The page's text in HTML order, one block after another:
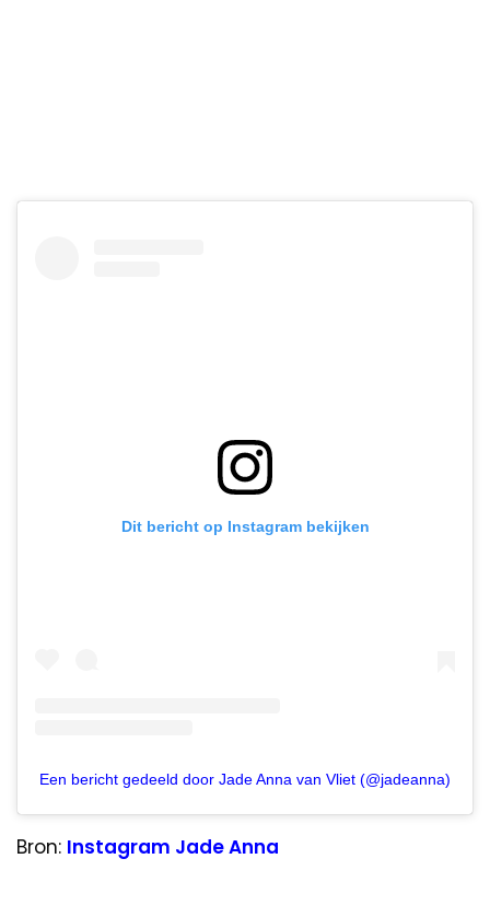
Dit bericht op Instagram bekijken
Een bericht gedeeld door Jade Anna van Vliet (@jadeanna)
Bron: Instagram Jade Anna